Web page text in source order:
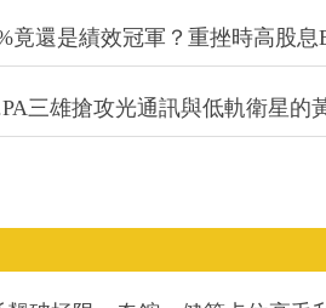
竟還是績效冠軍？重挫時高股息
三雄搶攻光通訊與低軌衛星的